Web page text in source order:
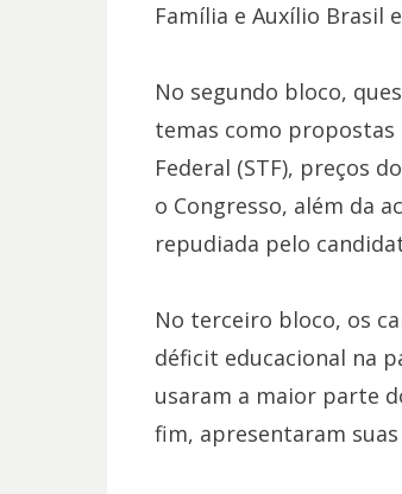
Família e Auxílio Brasil
No segundo bloco,
temas como
Federal (STF), preços
o Congresso, além da
repudiada pelo
No terceiro bloco, os
déficit educacional na
usaram a maior parte
fim, apresentaram